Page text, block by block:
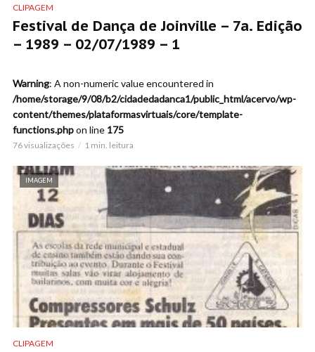
CLIPAGEM
Festival de Dança de Joinville – 7a. Edição
– 1989 – 02/07/1989 – 1
Warning: A non-numeric value encountered in
/home/storage/9/08/b2/cidadedadanca1/public_html/acervo/wp-
content/themes/plataformasvirtuais/core/template-
functions.phpon line 175
76 visualizações 1 min. leitura
IMAGEM
CLIPAGEM